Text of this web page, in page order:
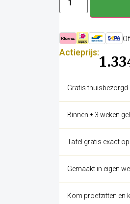
Actieprijs:
Gratis thuisbezorgd
Binnen ± 3 weken
Tafel gratis exact
Gemaakt in eigen
Kom proefzitten en